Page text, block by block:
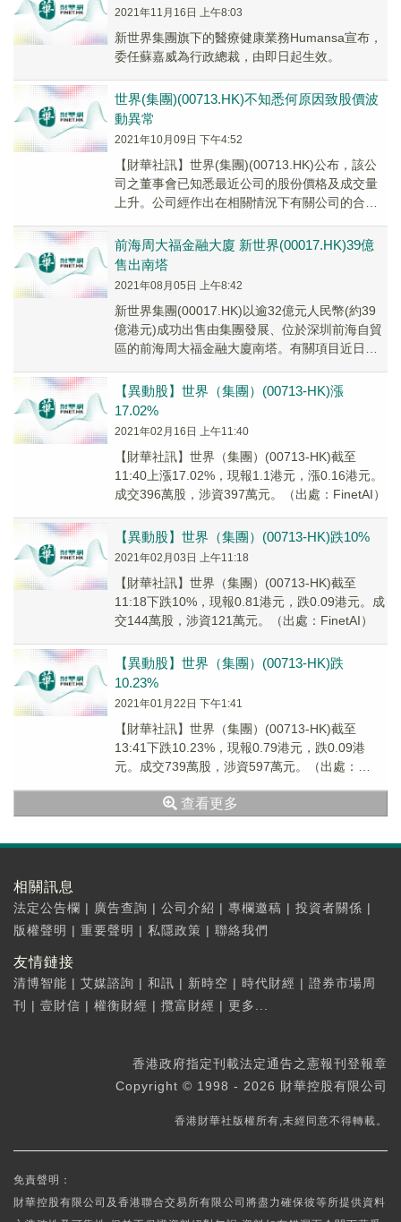
2021年11月16日 上午8:03
新世界集團旗下的醫療健康業務Humansa宣布，
委任蘇嘉威為行政總裁，由即日起生效。
世界(集團)(00713.HK)不知悉何原因致股價波
動異常
2021年10月09日 下午4:52
【財華社訊】世界(集團)(00713.HK)公布，該公
司之董事會已知悉最近公司的股份價格及成交量
上升。公司經作出在相關情況下有關公司的合理
前海周大福金融大廈 新世界(00017.HK)39億
售出南塔
2021年08月05日 上午8:42
新世界集團(00017.HK)以逾32億元人民幣(約39
億港元)成功出售由集團發展、位於深圳前海自貿
區的前海周大福金融大廈南塔。有關項目近日已
【異動股】世界（集團）(00713-HK)漲
17.02%
2021年02月16日 上午11:40
【財華社訊】世界（集團）(00713-HK)截至
11:40上漲17.02%，現報1.1港元，漲0.16港元。
成交396萬股，涉資397萬元。（出處：FinetAI）
【異動股】世界（集團）(00713-HK)跌10%
2021年02月03日 上午11:18
【財華社訊】世界（集團）(00713-HK)截至
11:18下跌10%，現報0.81港元，跌0.09港元。成
交144萬股，涉資121萬元。（出處：FinetAI）
【異動股】世界（集團）(00713-HK)跌
10.23%
2021年01月22日 下午1:41
【財華社訊】世界（集團）(00713-HK)截至
13:41下跌10.23%，現報0.79港元，跌0.09港
元。成交739萬股，涉資597萬元。（出處：
查看更多
相關訊息
法定公告欄 | 廣告查詢 | 公司介紹 | 專欄邀稿 | 投資者關係 |
版權聲明 | 重要聲明 | 私隱政策 | 聯絡我們
友情鏈接
清博智能 | 艾媒諮詢 | 和訊 | 新時空 | 時代財經 | 證券市場周
刊
| 壹財信 | 權衡財經 | 攬富財經 | 更多...
香港政府指定刊載法定通告之憲報刊登報章
Copyright © 1998 - 2026 財華控股有限公司
香港財華社版權所有,未經同意不得轉載。
免責聲明：
財華控股有限公司及香港聯合交易所有限公司將盡力確保彼等所提供資料